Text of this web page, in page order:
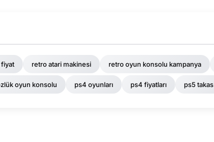
fiyat retro atari makinesi retro oyun konsolu kampanya
oyun konsolu ps4 oyunları ps4 fiyatları ps5 takas